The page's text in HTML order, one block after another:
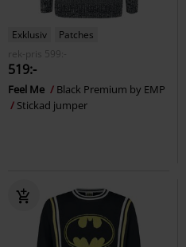
Exklusiv
Patches
rek-pris
599:-
519:-
Feel Me
Black Premium by EMP
Stickad jumper